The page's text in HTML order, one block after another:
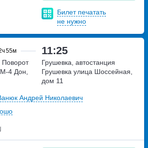
Билет печатать
не нужно
55м 11:25
Поворот
4 Дон,
Грушевка, автостанция
Грушевка улица Шоссейная,
дом 11
Андрей Николаевич